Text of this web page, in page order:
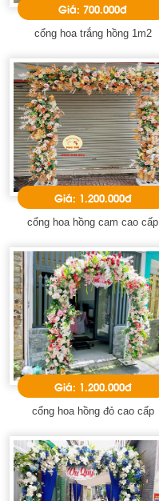
Giá: 700.000đ
cổng hoa trắng hồng 1m2
Giá: 1.200.000đ
cổng hoa hồng cam cao cấp
Giá: 1.200.000đ
cổng hoa hồng đỏ cao cấp